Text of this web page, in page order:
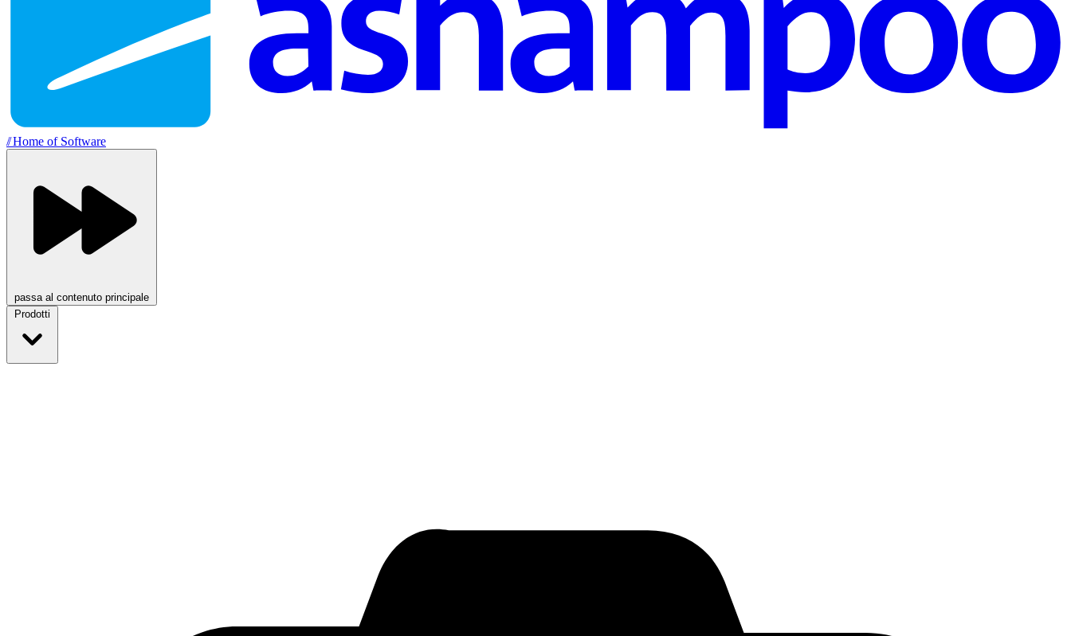
//Home of Software
passa al contenuto principale
Prodotti